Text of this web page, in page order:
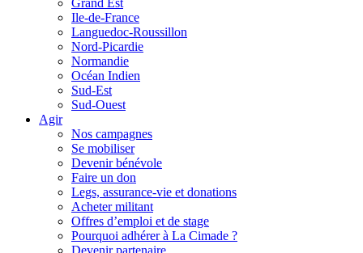
Grand Est
Ile-de-France
Languedoc-Roussillon
Nord-Picardie
Normandie
Océan Indien
Sud-Est
Sud-Ouest
Agir
Nos campagnes
Se mobiliser
Devenir bénévole
Faire un don
Legs, assurance-vie et donations
Acheter militant
Offres d’emploi et de stage
Pourquoi adhérer à La Cimade ?
Devenir partenaire